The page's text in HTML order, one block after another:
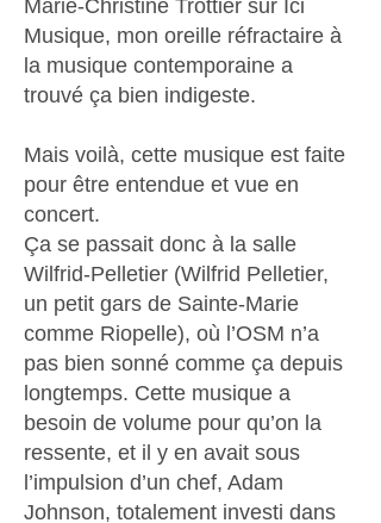
Marie-Christine Trottier sur Ici
Musique, mon oreille réfractaire à
la musique contemporaine a
trouvé ça bien indigeste.
Mais voilà, cette musique est faite
pour être entendue et vue en
concert.
Ça se passait donc à la salle
Wilfrid-Pelletier (Wilfrid Pelletier,
un petit gars de Sainte-Marie
comme Riopelle), où l’OSM n’a
pas bien sonné comme ça depuis
longtemps. Cette musique a
besoin de volume pour qu’on la
ressente, et il y en avait sous
l’impulsion d’un chef, Adam
Johnson, totalement investi dans